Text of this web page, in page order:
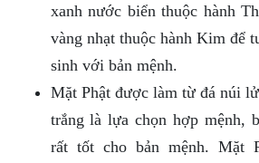
xanh nước biển thuộc hành
vàng nhạt thuộc hành Kim để
sinh với bản mệnh.
Mặt Phật được làm từ đá núi
trắng là lựa chọn hợp mệnh,
rất tốt cho bản mệnh. Mặt